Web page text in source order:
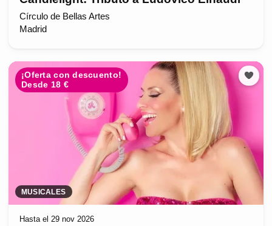
Círculo de Bellas Artes
Madrid
¡Oferta con descuento!
Desde 18 €
MUSICALES
Hasta el 29 nov 2026